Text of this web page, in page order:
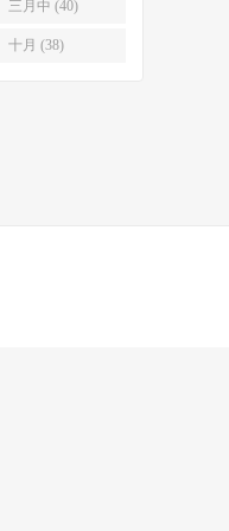
三月中 (40)
十月 (38)